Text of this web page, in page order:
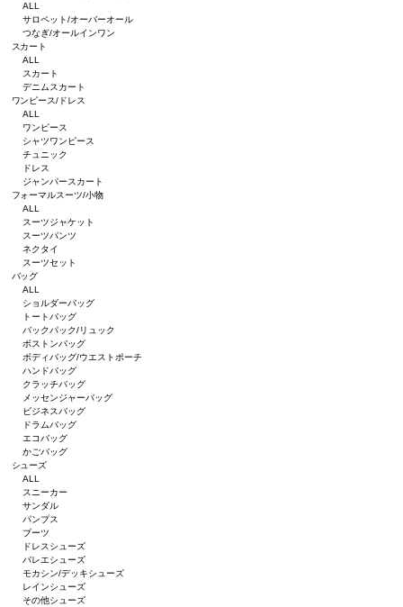
ALL
サロペット/オーバーオール
つなぎ/オールインワン
スカート
ALL
スカート
デニムスカート
ワンピース/ドレス
ALL
ワンピース
シャツワンピース
チュニック
ドレス
ジャンパースカート
フォーマルスーツ/小物
ALL
スーツジャケット
スーツパンツ
ネクタイ
スーツセット
バッグ
ALL
ショルダーバッグ
トートバッグ
バックパック/リュック
ボストンバッグ
ボディバッグ/ウエストポーチ
ハンドバッグ
クラッチバッグ
メッセンジャーバッグ
ビジネスバッグ
ドラムバッグ
エコバッグ
かごバッグ
シューズ
ALL
スニーカー
サンダル
パンプス
ブーツ
ドレスシューズ
バレエシューズ
モカシン/デッキシューズ
レインシューズ
その他シューズ